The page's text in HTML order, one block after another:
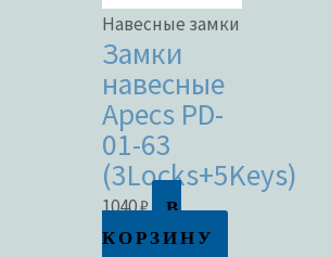
Навесные замки
Замки
навесные
Apecs PD-
01-63
(3Locks+5Keys)
1040₽
В
КОРЗИНУ